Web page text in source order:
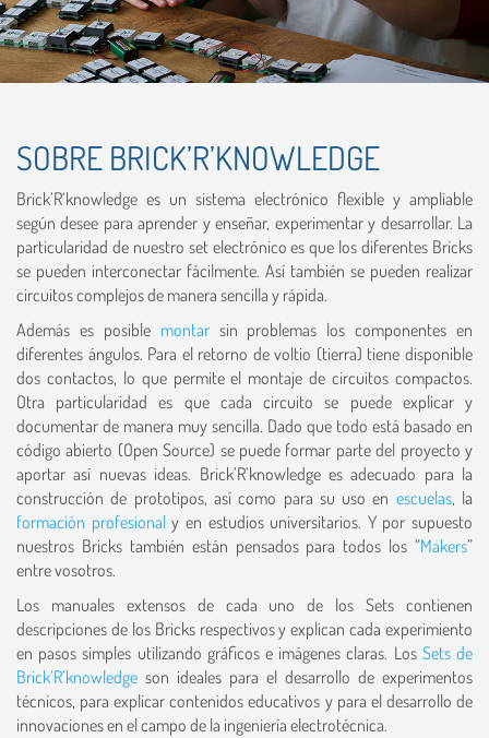
SOBRE BRICK’R’KNOWLEDGE
Brick’R‘knowledge es un sistema electrónico flexible y ampliable
según desee para aprender y enseñar, experimentar y desarrollar. La
particularidad de nuestro set electrónico es que los diferentes Bricks
se pueden interconectar fácilmente. Así también se pueden realizar
circuitos complejos de manera sencilla y rápida.
Además es posible montar sin problemas los componentes en
diferentes ángulos. Para el retorno de voltio (tierra) tiene disponible
dos contactos, lo que permite el montaje de circuitos compactos.
Otra particularidad es que cada circuito se puede explicar y
documentar de manera muy sencilla. Dado que todo está basado en
código abierto (Open Source) se puede formar parte del proyecto y
aportar así nuevas ideas. Brick’R’knowledge es adecuado para la
construcción de prototipos, así como para su uso en escuelas, la
formación profesionaly en estudios universitarios. Y por supuesto
nuestros Bricks también están pensados para todos los “Makers”
entre vosotros.
Los manuales extensos de cada uno de los Sets contienen
descripciones de los Bricks respectivos y explican cada experimiento
en pasos simples utilizando gráficos e imágenes claras. Los Sets de
Brick’R’knowledge son ideales para el desarrollo de experimentos
técnicos, para explicar contenidos educativos y para el desarrollo de
innovaciones en el campo de la ingeniería electrotécnica.